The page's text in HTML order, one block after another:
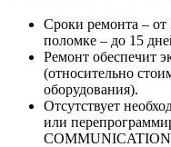
Сроки ремонта –
поломке – до 15
Ремонт обеспечит
(относительно
оборудования).
Отсутствует
или